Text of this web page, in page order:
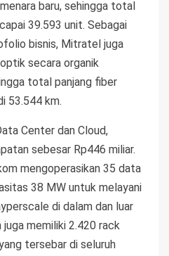
baru, sehingga total
39.593 unit. Sebagai
bisnis, Mitratel juga
secara organik
total panjang fiber
53.544 km.
Center dan Cloud,
sebesar Rp446 miliar.
mengoperasikan 35 data
38 MW untuk melayani
di dalam dan luar
memiliki 2.420 rack
tersebar di seluruh